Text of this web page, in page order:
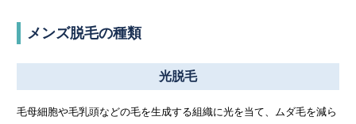
メンズ脱毛の種類
光脱毛
毛母細胞や毛乳頭などの毛を生成する組織に光を当て、ムダ毛を減ら